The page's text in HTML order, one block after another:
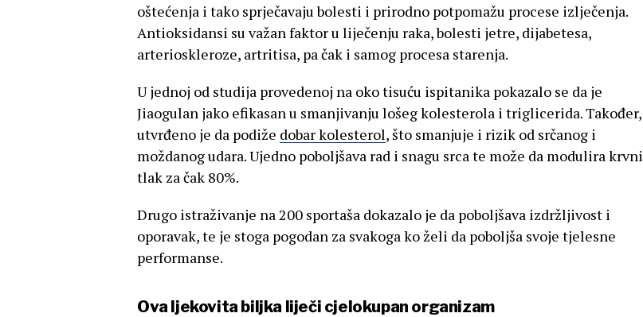
oštećenja i tako sprječavaju bolesti i prirodno potpomažu procese izlječenja.
Antioksidansi su važan faktor u liječenju raka, bolesti jetre, dijabetesa,
arterioskleroze, artritisa, pa čak i samog procesa starenja.
U jednoj od studija provedenoj na oko tisuću ispitanika pokazalo se da je
Jiaogulan jako efikasan u smanjivanju lošeg kolesterola i triglicerida. Također,
utvrđeno je da podiže dobar kolesterol, što smanjuje i rizik od srčanog i
moždanog udara. Ujedno poboljšava rad i snagu srca te može da modulira krvni
tlak za čak 80%.
Drugo istraživanje na 200 sportaša dokazalo je da poboljšava izdržljivost i
oporavak, te je stoga pogodan za svakoga ko želi da poboljša svoje tjelesne
performanse.
Ova ljekovita biljka liječi cjelokupan organizam